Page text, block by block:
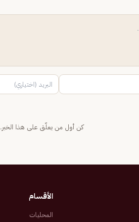
كن أول من يعلّق على هذا الخبر.
الأقسام
المحليات